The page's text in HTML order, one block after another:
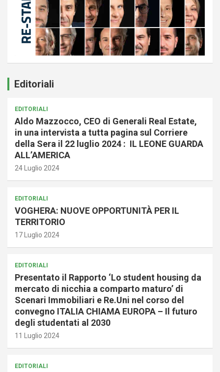
Editoriali
EDITORIALI
Aldo Mazzocco, CEO di Generali Real Estate,
in una intervista a tutta pagina sul Corriere
della Sera il 22 luglio 2024 : IL LEONE GUARDA
ALL’AMERICA
24 Luglio 2024
EDITORIALI
VOGHERA: NUOVE OPPORTUNITÀ PER IL
TERRITORIO
17 Luglio 2024
EDITORIALI
Presentato il Rapporto ‘Lo student housing da
mercato di nicchia a comparto maturo’ di
Scenari Immobiliari e Re.Uni nel corso del
convegno ITALIA CHIAMA EUROPA – Il futuro
degli studentati al 2030
11 Luglio 2024
EDITORIALI